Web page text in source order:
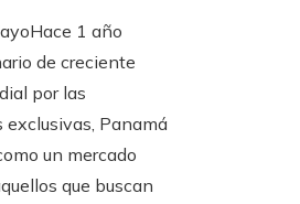
Hace 1 año
de creciente
por las
exclusivas, Panamá
un mercado
que buscan